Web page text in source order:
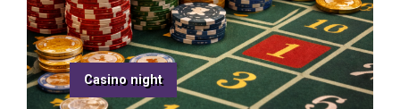
Casino night